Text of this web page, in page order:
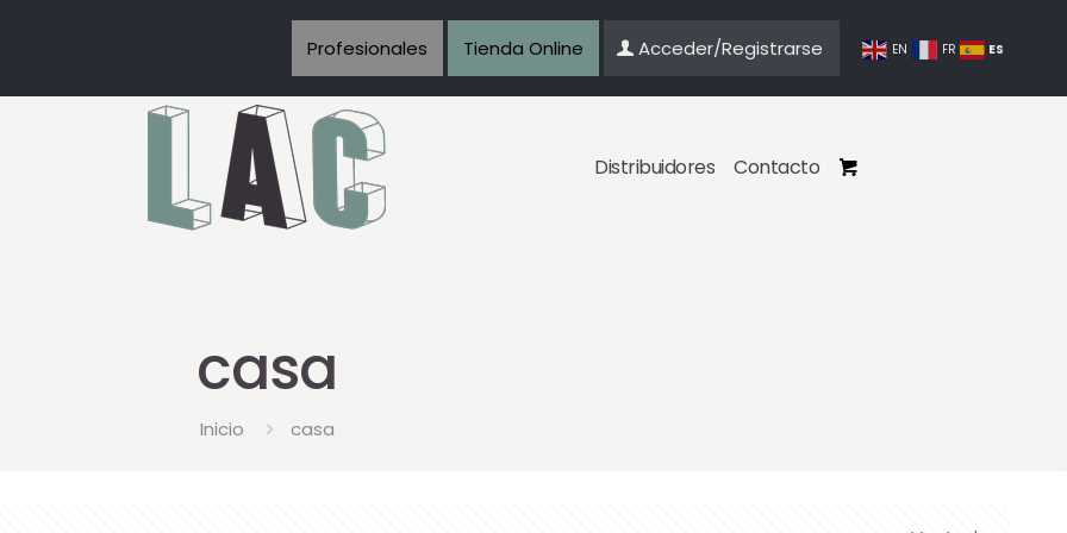
Profesionales Tienda Online Acceder/Registrarse EN FR ES
Distribuidores Contacto
casa
Inicio casa